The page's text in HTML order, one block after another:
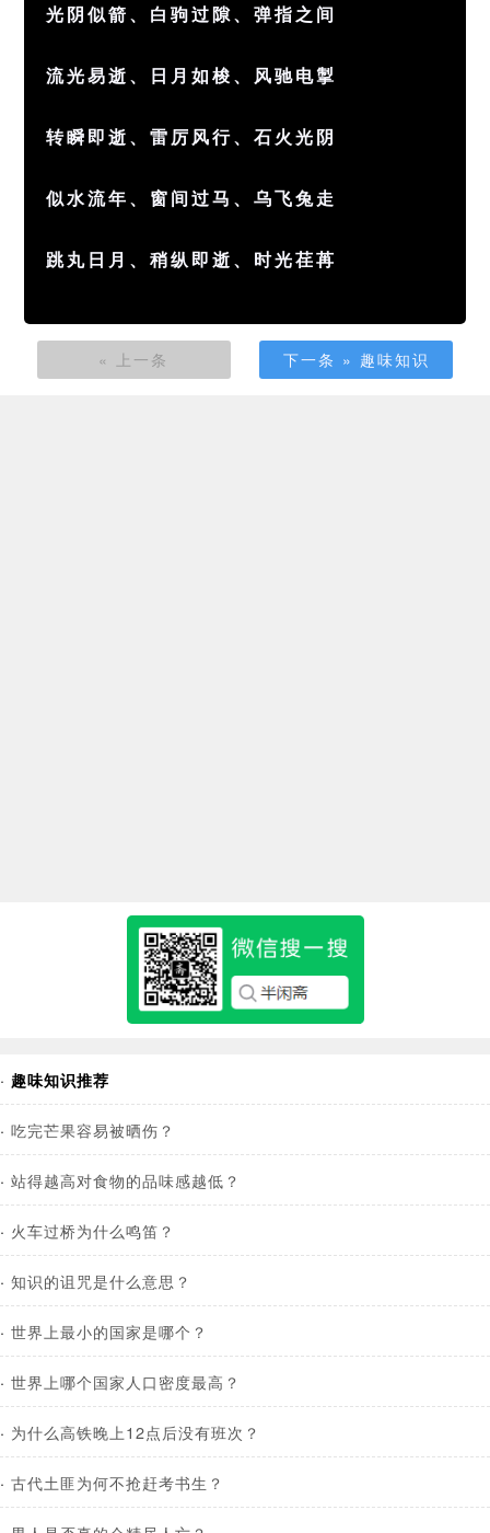
光阴似箭、白驹过隙、弹指之间
流光易逝、日月如梭、风驰电掣
转瞬即逝、雷厉风行、石火光阴
似水流年、窗间过马、乌飞兔走
跳丸日月、稍纵即逝、时光荏苒
« 上一条 下一条 » 趣味知识
· 趣味知识推荐
· 吃完芒果容易被晒伤？
· 站得越高对食物的品味感越低？
· 火车过桥为什么鸣笛？
· 知识的诅咒是什么意思？
· 世界上最小的国家是哪个？
· 世界上哪个国家人口密度最高？
· 为什么高铁晚上12点后没有班次？
· 古代土匪为何不抢赶考书生？